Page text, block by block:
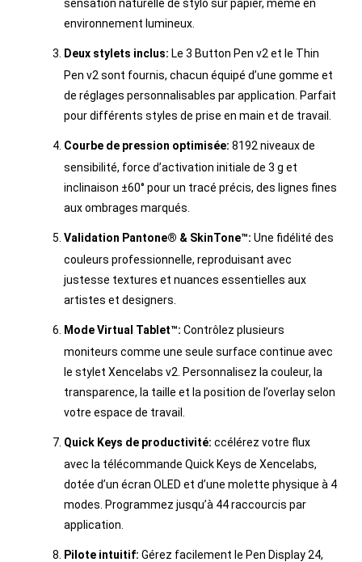
sensation naturelle de stylo sur papier, même en
environnement lumineux.
Deux stylets inclus: Le 3 Button Pen v2 et le Thin
Pen v2 sont fournis, chacun équipé d’une gomme et
de réglages personnalisables par application. Parfait
pour différents styles de prise en main et de travail.
Courbe de pression optimisée: 8192 niveaux de
sensibilité, force d’activation initiale de 3 g et
inclinaison ±60° pour un tracé précis, des lignes fines
aux ombrages marqués.
Validation Pantone® & SkinTone™: Une fidélité des
couleurs professionnelle, reproduisant avec
justesse textures et nuances essentielles aux
artistes et designers.
Mode Virtual Tablet™: Contrôlez plusieurs
moniteurs comme une seule surface continue avec
le stylet Xencelabs v2. Personnalisez la couleur, la
transparence, la taille et la position de l’overlay selon
votre espace de travail.
Quick Keys de productivité: ccélérez votre flux
avec la télécommande Quick Keys de Xencelabs,
dotée d’un écran OLED et d’une molette physique à 4
modes. Programmez jusqu’à 44 raccourcis par
application.
Pilote intuitif: Gérez facilement le Pen Display 24,